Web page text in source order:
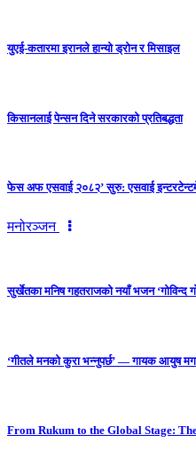
युएई-कतारमा इरानले हान्यो ड्रोन र मिसाइल
किसानलाई पेन्सन दिने सरकारको प्रतिबद्धता
फेस अफ एसवाई २०८२’ सुरु: एसवाई
मनोरञ्जन
सुर्खेतका मनिष गहतराजको नयाँ भजन ‘गोविन्द
‘गीतले मनको कुरा भन्नुपर्छ’ — गायक आयुष
From Rukum to the Global Stage: